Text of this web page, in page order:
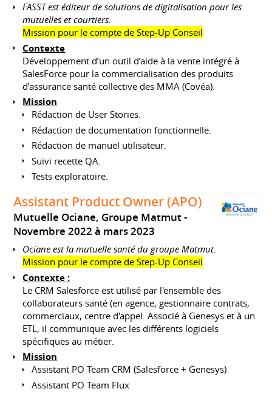
FASST est éditeur de solutions de digitalisation pour les
mutuelles et courtiers.
Mission pour le compte de Step-Up Conseil
Contexte
Développement d’un outil d’aide à la vente intégré à
SalesForce pour la commercialisation des produits
d’assurance santé collective des MMA (Covéa).
Mission
Rédaction de User Stories.
Rédaction de documentation fonctionnelle.
Rédaction de manuel utilisateur.
Suivi recette QA.
Tests exploratoire.
Assistant Product Owner (APO)
Mutuelle Ociane, Groupe Matmut
Novembre 2022 à mars 2023
Ociane est la mutuelle santé du groupe Matmut.
Mission pour le compte de Step-Up Conseil
Contexte :
Le CRM Salesforce est utilisé par l'ensemble des
collaborateurs santé (en agence, gestionnaire contrats,
commerciaux, centre d'appel. Associé à Genesys et à un
ETL, il communique avec les différents logiciels
spécifiques au métier.
Mission
Assistant PO Team CRM (Salesforce + Genesys)
Assistant PO Team Flux